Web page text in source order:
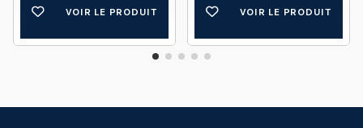
VOIR LE PRODUIT VOIR LE PRODUIT